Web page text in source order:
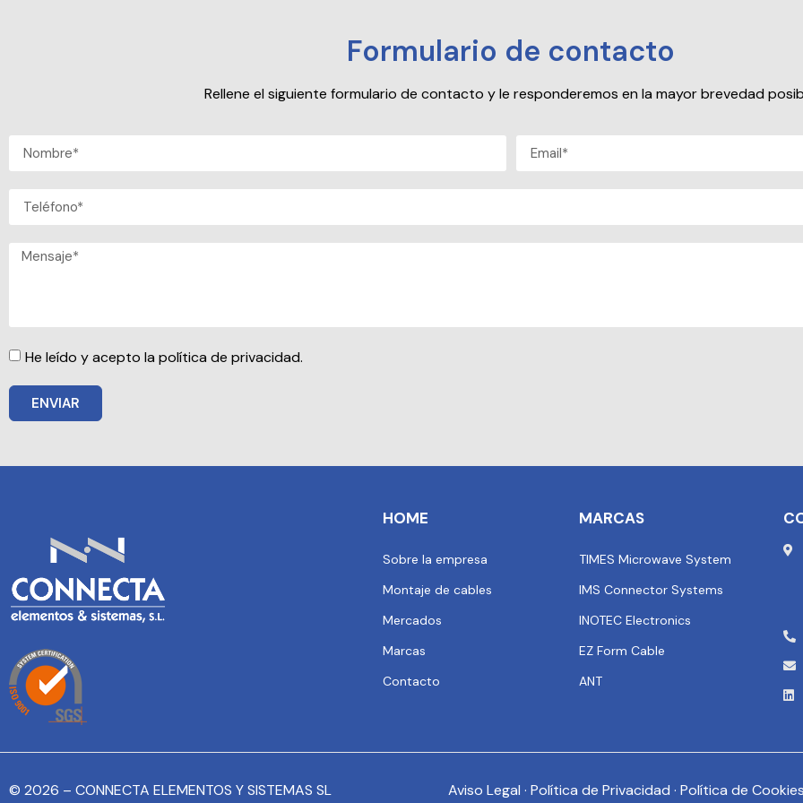
Formulario de contacto
Rellene el siguiente formulario de contacto y le responderemos en la mayor brevedad
He leído y acepto la política de privacidad.
ENVIAR
HOME
Sobre la empresa
Montaje de cables
Mercados
Marcas
Contacto
MARCAS
TIMES Microwave System
IMS Connector Systems
INOTEC Electronics
EZ Form Cable
ANT
© 2026 – CONNECTA ELEMENTOS Y SISTEMAS SL Aviso Legal · Política de Privacidad · Política de